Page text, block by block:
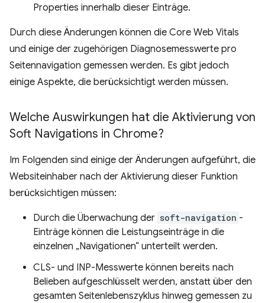
Properties innerhalb dieser Einträge.
Durch diese Änderungen können die Core Web Vitals
und einige der zugehörigen Diagnosemesswerte pro
Seitennavigation gemessen werden. Es gibt jedoch
einige Aspekte, die berücksichtigt werden müssen.
Welche Auswirkungen hat die Aktivierung von
Soft Navigations in Chrome?
Im Folgenden sind einige der Änderungen aufgeführt, die
Websiteinhaber nach der Aktivierung dieser Funktion
berücksichtigen müssen:
Durch die Überwachung der soft-navigation -
Einträge können die Leistungseinträge in die
einzelnen „Navigationen“ unterteilt werden.
CLS- und INP-Messwerte können bereits nach
Belieben aufgeschlüsselt werden, anstatt über den
gesamten Seitenlebenszyklus hinweg gemessen zu